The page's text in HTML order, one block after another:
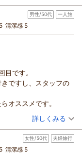
一同、心からお待ち
（返信日：2026/03/08）
てそこに停めたかった
離れた場所に停めま
はないのでそこは仕
や観光の拠点に♪軽食＆
食事なし
)
いただきまして誠に
てご不便をおかけい
にさせていただ
目指して参りま
ホテルをご利用くだ
心からお待ち申し上
男性/50代 一人旅
清潔感 5
目です。
ですし、スタッフの
オススメです。
（投稿日：2026/02/20）
点に♪軽食＆ホットドリ
詳しくみる
女性/50代 夫婦旅行
清潔感 5